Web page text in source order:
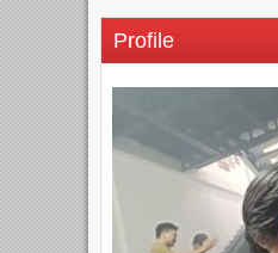
Profile